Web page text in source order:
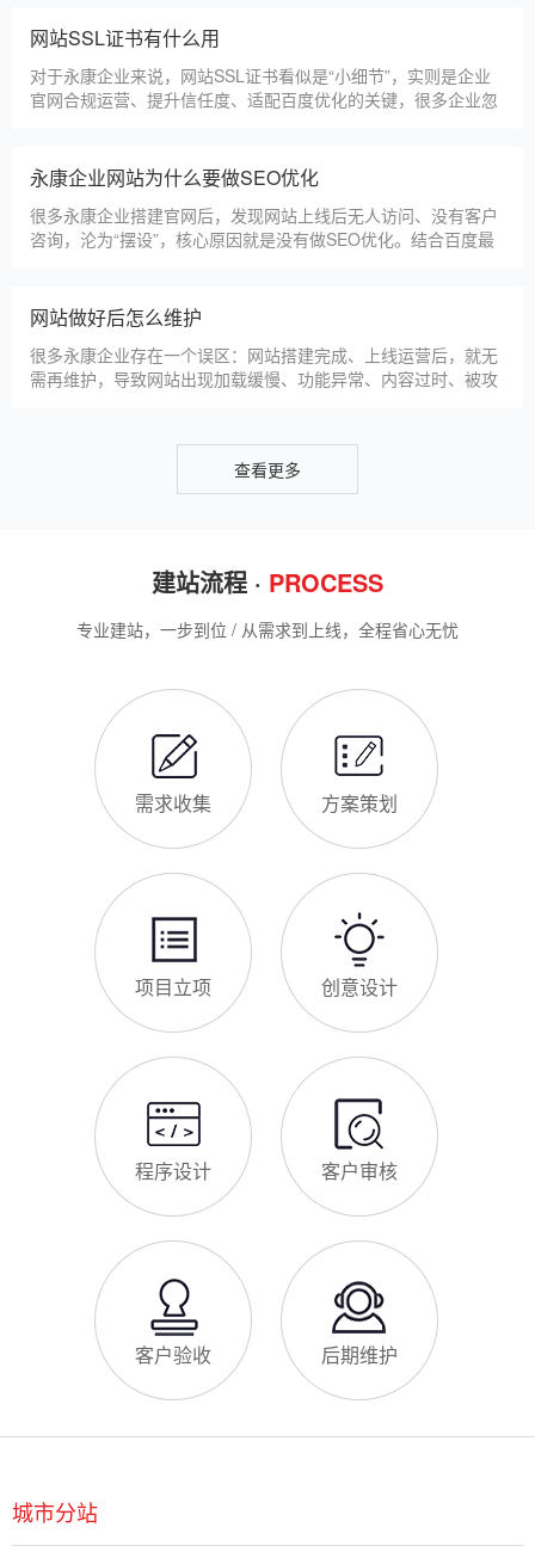
更多案例
建站百科 ·KNOWLEDGE
永康本地建站公司怎么选
永康本地建站服务商数量众多，水平参差不齐，很多企业挑选合
布局。结合百度优化规则和各行各业的建站经验，今天分享简单
实用的挑选技巧，帮大家轻松选到靠谱的建站团队。第一，优先
选择深耕建站行业多年
永康建一个官网大概多少钱
站类型、功能需求的不同，报价差异较大，结合我们的实际套
餐，整理出清晰透明的价格体系，供永康企业参考，杜绝隐形消
业，推出4类核心建站套餐
仿站建站注意事项
年），但很多永康企业在选择仿站时，容易忽视一些关键细节，
导致网站出现版权纠纷、功能异常、SEO优化失效等问题，反而
得不偿失。结合百度最新算法和本地企业的实际踩坑案例，今天
详细梳理仿站建站的核心注
新网站如何快速被百度收录
很多永康企业搭建官网后，最头疼的问题就是“网站做好了，但百
度搜不到”，这其实是没有掌握正确的收录方法。结合百度最新收
录规则，针对本地企业网站，分享几个简单易操作、见效快的方
法，帮助新网站快速被百度收录，无需专业技术，企业自己就能
操作。第一，完善网站基础信息，确保符合百度抓取规则。首
先，确认网站域名已
网站建设完整流程
很多永康企业想搭建官网，却不清楚完整的建站流程，容易被服
务商忽悠，出现流程混乱、工期拖延、隐形消费等问题。结合我
们多年本地建站经验和百度优化算法要求，今天详细拆解网站建
设的完整流程，从前期准备到后期上线，每一步都清晰明了，帮
助永康企业理清思路，顺利完成建站，避免踩坑。第一步，需求
沟通与方案确定。这是
永康企业做网站有什么用
对于永康本地企业而言，搭建一个专属官网，早已不是“锦上添
花”，而是立足本地、拓展市场的“必备武器”，其核心价值体现在
品牌、获客、信任、效率四大维度，完全贴合永康中小微企业的
发展需求。首先，官网是企业的线上“永久名片”。不同于线下门
店有营业时间限制，官网24小时在线，无论永康本地客户是白天
咨询、深夜了解
网站SSL证书有什么用
对于永康企业来说，网站SSL证书看似是“小细节”，实则是企业
官网合规运营、提升信任度、适配百度优化的关键，很多企业忽
视其重要性，导致网站被标记“不安全”，影响客户信任和百度收
录，甚至错失潜在客户。结合永康本地企业的实际需求，今天详
细解读SSL证书的核心作用，帮助企业避开误区、正确使用。首
先，SSL证书最核心的
永康企业网站为什么要做SEO优化
很多永康企业搭建官网后，发现网站上线后无人访问、没有客户
咨询，沦为“摆设”，核心原因就是没有做SEO优化。结合百度最
新优化算法和永康本地企业的获客需求，今天详细解读企业网站
很多永康企业存在一个误区：网站搭建完成、上线运营后，就无
需再维护，导致网站出现加载缓慢、功能异常、内容过时、被攻
击等问题，不仅影响客户体验，还会被百度判定为低质网站，导